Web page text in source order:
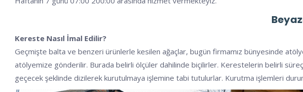
Kereste Nasıl İmal Edilir?
Geçmişte balta ve benzeri ürünlerle kesilen ağaçlar, bugün firmamız bünyesinde
atölyemize gönderilir. Burada belirli ölçüler dahilinde biçilirler. Kerestelerin belirli
geçecek şeklinde dizilerek kurutulmaya işlemine tabi tutulurlar. Kurutma işlemleri